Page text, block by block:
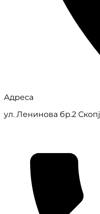
Адреса
ул. Ленинова бр.2